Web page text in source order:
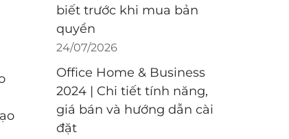
biết trước khi mua bản
quyền
24/07/2026
Office Home & Business
2024 | Chi tiết tính năng,
giá bán và hướng dẫn cài
đặt